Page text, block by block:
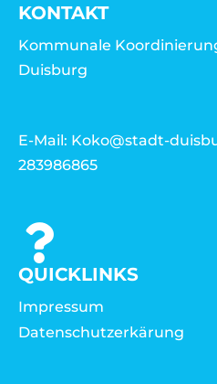
KONTAKT
Kommunale
Duisburg
E-Mail: Koko@stadt-
283986865
QUICKLINKS
Impressum
Datenschutzerkärung